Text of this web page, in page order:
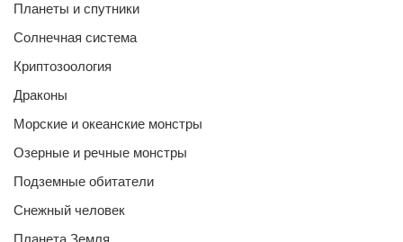
Планеты и спутники
Солнечная система
Криптозоология
Драконы
Морские и океанские монстры
Озерные и речные монстры
Подземные обитатели
Снежный человек
Планета Земля